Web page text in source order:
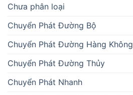
Chưa phân loại
Chuyển Phát Đường Bộ
Chuyển Phát Đường Hàng Không
Chuyển Phát Đường Thủy
Chuyển Phát Nhanh